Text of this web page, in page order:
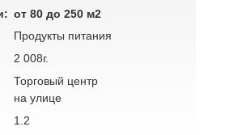
от 80 до 250 м2
Продукты питания
2 008г.
Торговый центр
на улице
1.2